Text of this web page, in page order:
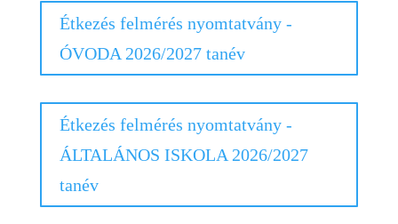
Étkezés felmérés nyomtatvány -
ÓVODA 2026/2027 tanév
Étkezés felmérés nyomtatvány -
ÁLTALÁNOS ISKOLA 2026/2027
tanév